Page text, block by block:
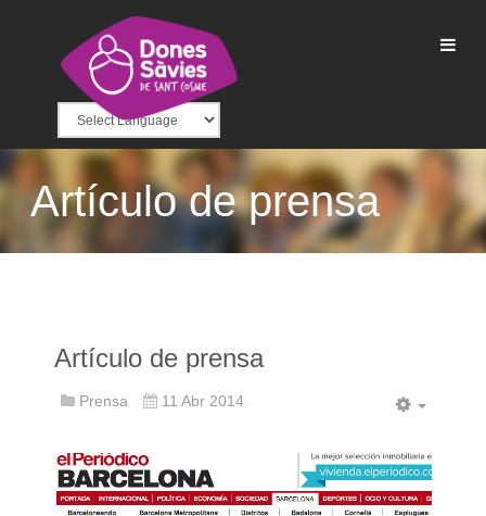
Artículo de prensa
Artículo de prensa
Prensa 11 Abr 2014